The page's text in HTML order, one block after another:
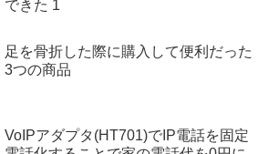
できた 1
足を骨折した際に購入して便利だった
3つの商品
VoIPアダプタ(HT701)でIP電話を固定